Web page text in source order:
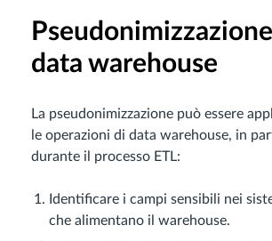
data warehouse
La pseudonimizzazione può essere
le operazioni di data warehouse, in
durante il processo ETL:
Identificare i campi sensibili nei
che alimentano il warehouse.